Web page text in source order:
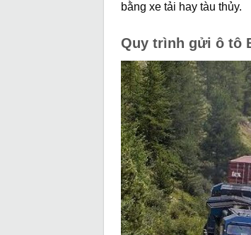
bằng xe tải hay tàu thủy.
Quy trình gửi ô tô